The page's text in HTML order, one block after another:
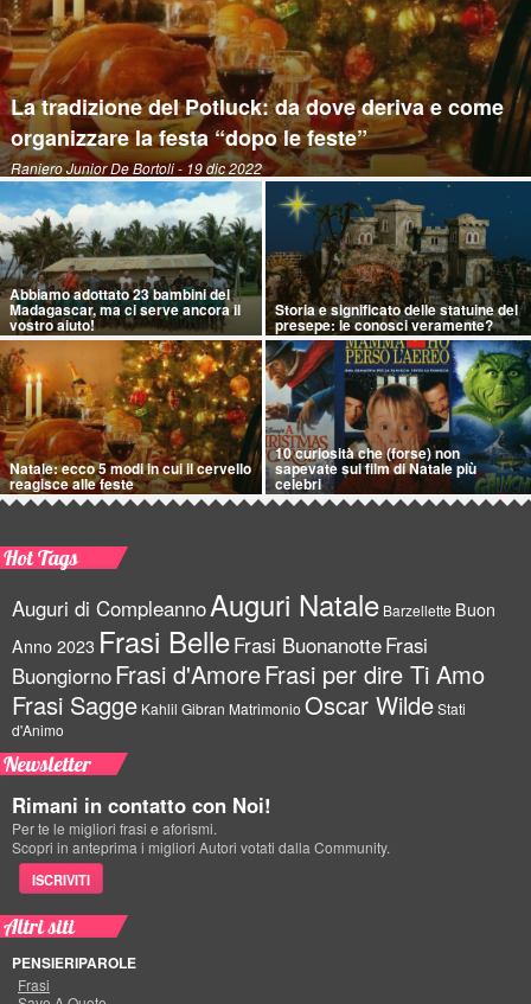
La tradizione del Potluck: da dove deriva e come
organizzare la festa “dopo le feste”
Raniero Junior De Bortoli- 19 dic 2022
Abbiamo adottato 23 bambini del
Madagascar, ma ci serve ancora il
vostro aiuto!
Storia e significato delle statuine del
presepe: le conosci veramente?
Natale: ecco 5 modi in cui il cervello
reagisce alle feste
10 curiosità che (forse) non
sapevate sui film di Natale più
celebri
Hot Tags
Auguri di CompleannoAuguri Natale Barzellette Buon
Anno 2023 Frasi BelleFrasi BuonanotteFrasi
BuongiornoFrasi d'AmoreFrasi per dire Ti Amo
Frasi Sagge Kahlil Gibran Matrimonio Oscar WildeStati
d'Animo
Newsletter
Rimani in contatto con Noi!
Per te le migliori frasi e aforismi.
Scopri in anteprima i migliori Autori votati dalla Community.
ISCRIVITI
Altri siti
PENSIERIPAROLE
Frasi